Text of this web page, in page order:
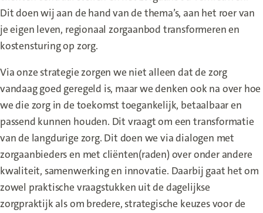
Dit doen wij aan de hand van de thema’s, aan het roer van
je eigen leven, regionaal zorgaanbod transformeren en
kostensturing op zorg.
Via onze strategie zorgen we niet alleen dat de zorg
vandaag goed geregeld is, maar we denken ook na over hoe
we die zorg in de toekomst toegankelijk, betaalbaar en
passend kunnen houden. Dit vraagt om een transformatie
van de langdurige zorg. Dit doen we via dialogen met
zorgaanbieders en met cliënten(raden) over onder andere
kwaliteit, samenwerking en innovatie. Daarbij gaat het om
zowel praktische vraagstukken uit de dagelijkse
zorgpraktijk als om bredere, strategische keuzes voor de